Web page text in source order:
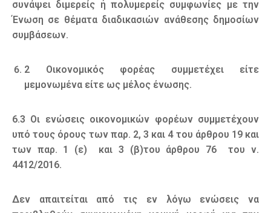
συνάψει διμερείς ή πολυμερείς συμφωνίες με την
Ένωση σε θέματα διαδικασιών ανάθεσης δημοσίων
συμβάσεων.
2 Οικονομικός φορέας συμμετέχει είτε
μεμονωμένα είτε ως μέλος ένωσης.
6.3 Οι ενώσεις οικονομικών φορέων συμμετέχουν
υπό τους όρους των παρ. 2, 3 και 4 του άρθρου 19 και
των παρ. 1 (ε) και 3 (β)του άρθρου 76 του ν.
4412/2016.
Δεν απαιτείται από τις εν λόγω ενώσεις να